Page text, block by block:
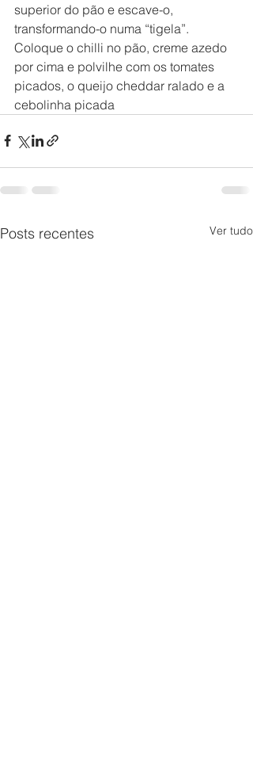
superior do pão e escave-o,
transformando-o numa “tigela”.
Coloque o chilli no pão, creme azedo
por cima e polvilhe com os tomates
picados, o queijo cheddar ralado e a
cebolinha picada
Posts recentes Ver tudo